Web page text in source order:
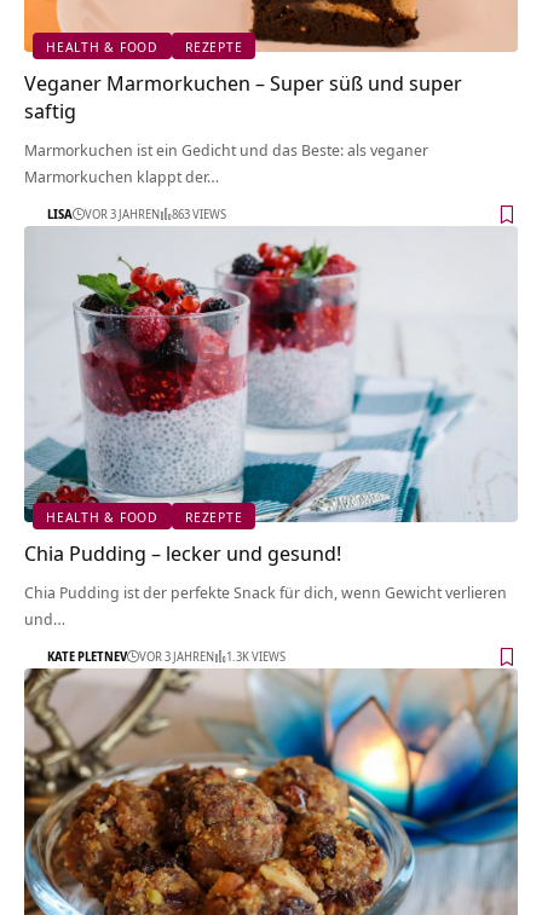
HEALTH & FOOD REZEPTE
Veganer Marmorkuchen – Super süß und super
saftig
Marmorkuchen ist ein Gedicht und das Beste: als veganer
Marmorkuchen klappt der…
LISA VOR 3 JAHREN 863 VIEWS
HEALTH & FOOD REZEPTE
Chia Pudding – lecker und gesund!
Chia Pudding ist der perfekte Snack für dich, wenn Gewicht verlieren
und…
KATE PLETNEV VOR 3 JAHREN 1.3K VIEWS